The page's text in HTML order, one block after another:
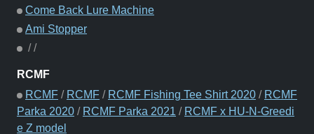
Come Back Lure Machine
Ami Stopper
//
RCMF
RCMF / RCMF / RCMF Fishing Tee Shirt 2020 / RCMF
Parka 2020 / RCMF Parka 2021 / RCMF x HU-N-Greedi
e Z model